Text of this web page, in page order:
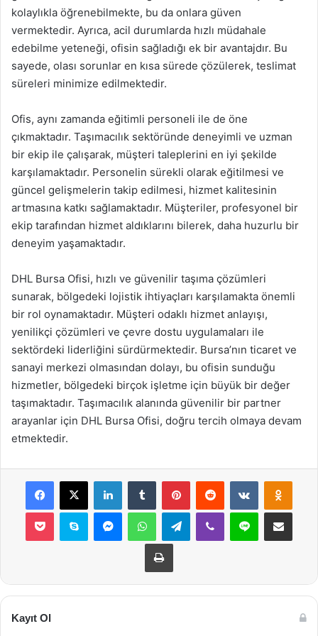
kolaylıkla öğrenebilmekte, bu da onlara güven
vermektedir. Ayrıca, acil durumlarda hızlı müdahale
edebilme yeteneği, ofisin sağladığı ek bir avantajdır. Bu
sayede, olası sorunlar en kısa sürede çözülerek, teslimat
süreleri minimize edilmektedir.
Ofis, aynı zamanda eğitimli personeli ile de öne
çıkmaktadır. Taşımacılık sektöründe deneyimli ve uzman
bir ekip ile çalışarak, müşteri taleplerini en iyi şekilde
karşılamaktadır. Personelin sürekli olarak eğitilmesi ve
güncel gelişmelerin takip edilmesi, hizmet kalitesinin
artmasına katkı sağlamaktadır. Müşteriler, profesyonel bir
ekip tarafından hizmet aldıklarını bilerek, daha huzurlu bir
deneyim yaşamaktadır.
DHL Bursa Ofisi, hızlı ve güvenilir taşıma çözümleri
sunarak, bölgedeki lojistik ihtiyaçları karşılamakta önemli
bir rol oynamaktadır. Müşteri odaklı hizmet anlayışı,
yenilikçi çözümleri ve çevre dostu uygulamaları ile
sektördeki liderliğini sürdürmektedir. Bursa’nın ticaret ve
sanayi merkezi olmasından dolayı, bu ofisin sunduğu
hizmetler, bölgedeki birçok işletme için büyük bir değer
taşımaktadır. Taşımacılık alanında güvenilir bir partner
arayanlar için DHL Bursa Ofisi, doğru tercih olmaya devam
etmektedir.
Facebook
X LinkedInTumblr PinterestReddit VKontakte
Pocket Skype MessengerWhatsAppTelegramViber Line E-Posta ile
Yazdır
Kayıt Ol